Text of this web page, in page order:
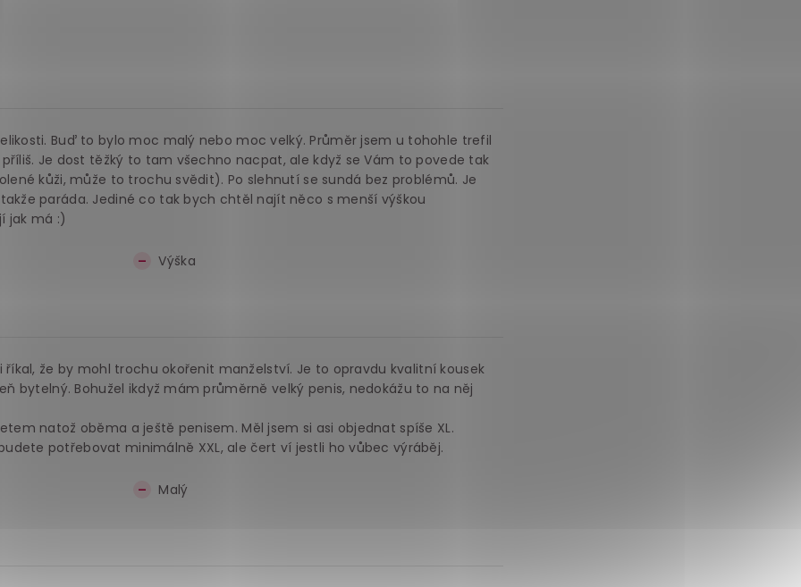
Buď to bylo moc malý nebo moc velký. Průměr jsem u tohohle trefil
Je dost těžký to tam všechno nacpat, ale když se Vám to povede tak
kůži, může to trochu svědit). Po slehnutí se sundá bez problémů. Je
paráda. Jediné co tak bych chtěl najít něco s menší výškou
jak má :)
Výška
říkal, že by mohl trochu okořenit manželství. Je to opravdu kvalitní kousek
bytelný. Bohužel ikdyž mám průměrně velký penis, nedokážu to na něj
natož oběma a ještě penisem. Měl jsem si asi objednat spíše XL.
potřebovat minimálně XXL, ale čert ví jestli ho vůbec výráběj.
Malý